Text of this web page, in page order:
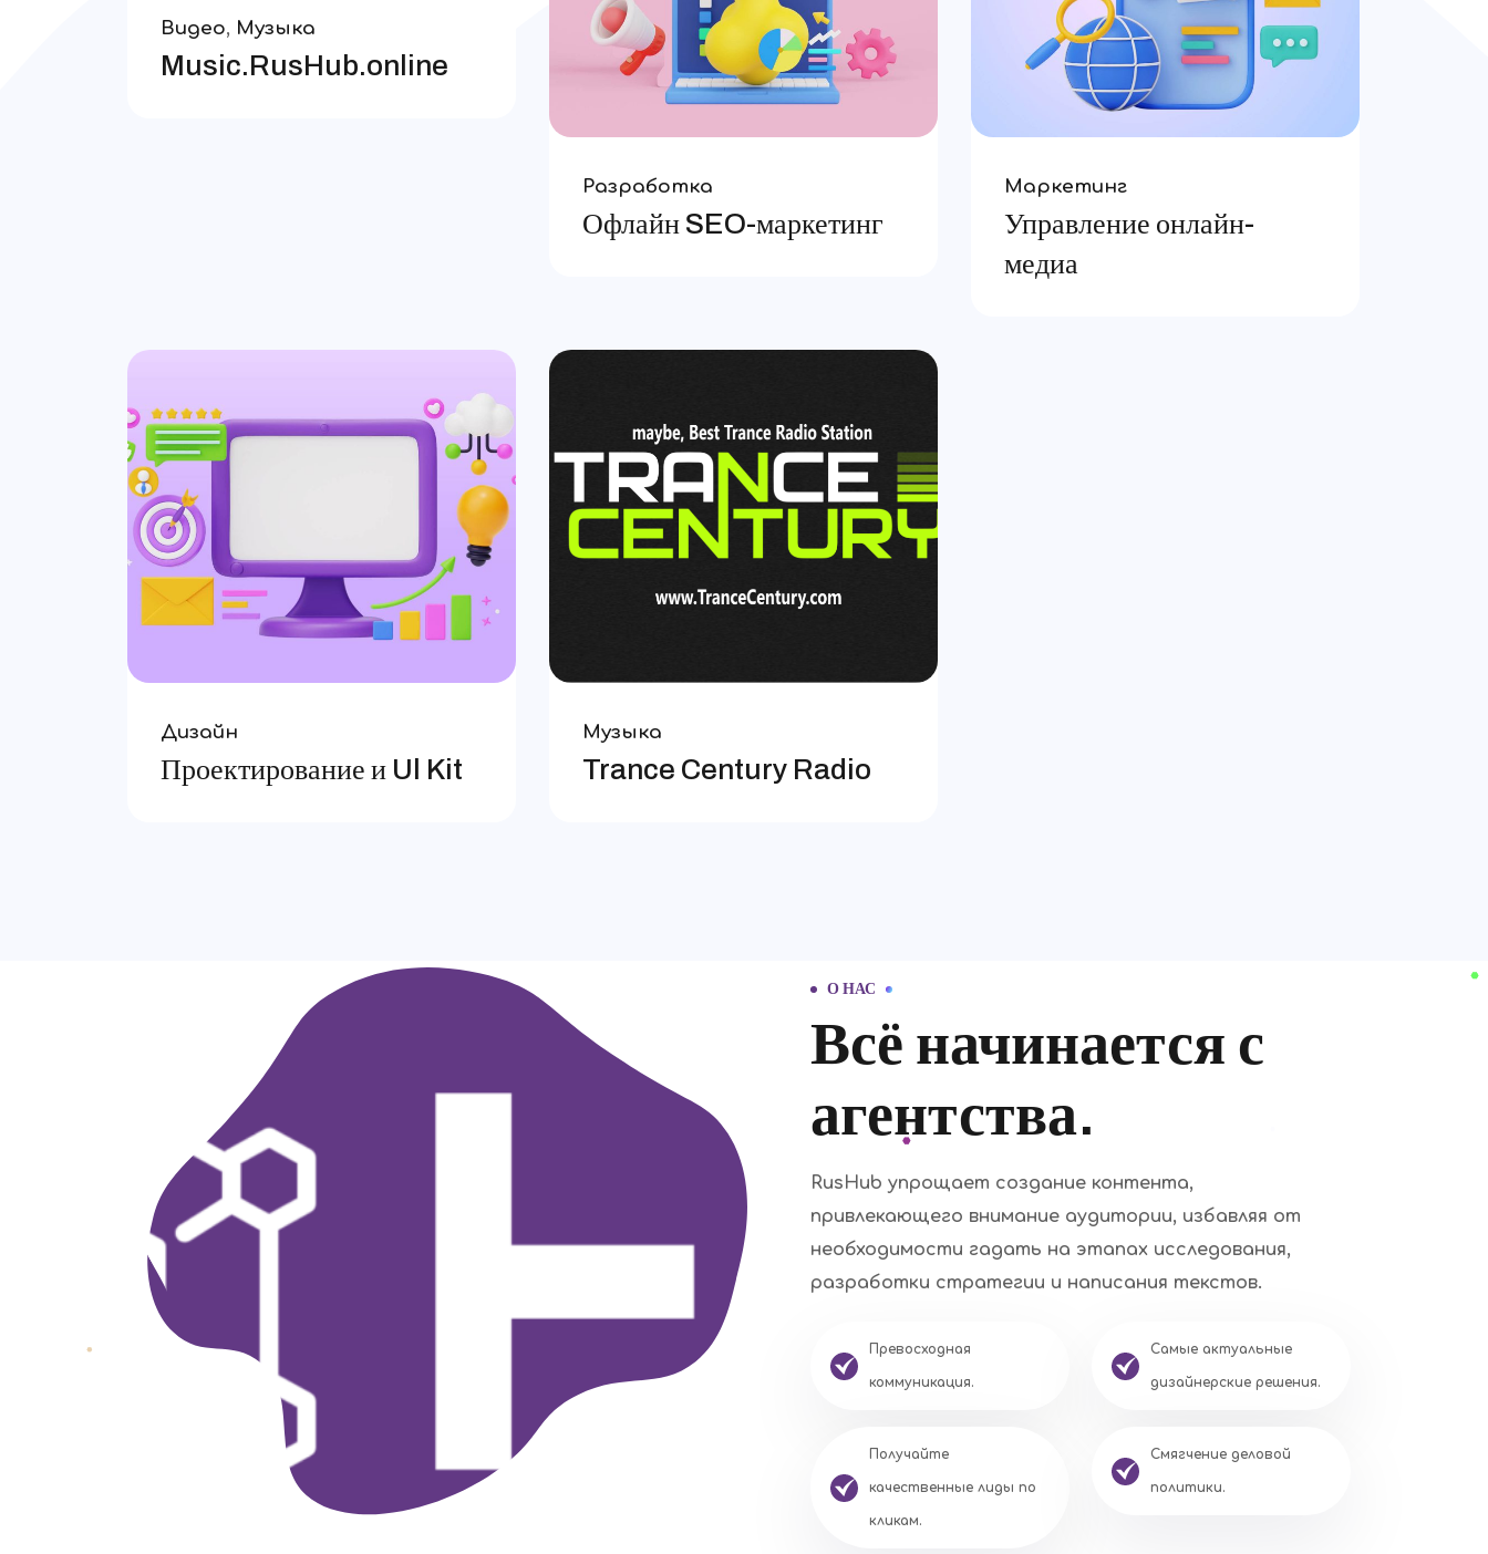
Видео, Музыка
Music.RusHub.online
Разработка
Офлайн SEO-маркетинг
Маркетинг
Управление онлайн-
медиа
Дизайн
Проектирование и Ul Kit
Музыка
Trance Century Radio
О НАС
Всё начинается с
агентства.
RusHub упрощает создание контента,
привлекающего внимание аудитории, избавляя от
необходимости гадать на этапах исследования,
разработки стратегии и написания текстов.
Превосходная
коммуникация.
Получайте
качественные лиды по
кликам.
Самые актуальные
дизайнерские решения.
Смягчение деловой
политики.